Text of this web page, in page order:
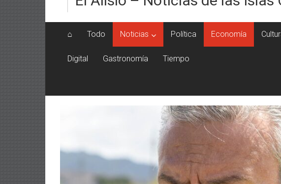
⌂ Todo Noticias Política Economía
Digital Gastronomía Tiempo